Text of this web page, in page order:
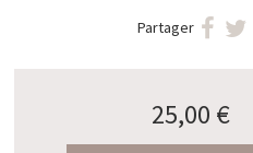
Partager
25,00 €